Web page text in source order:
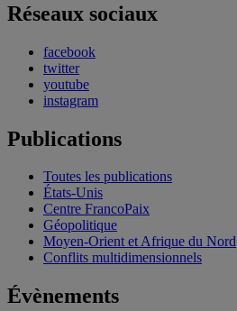
Réseaux sociaux
facebook
twitter
youtube
instagram
Publications
Toutes les publications
États-Unis
Centre FrancoPaix
Géopolitique
Moyen-Orient et Afrique du Nord
Conflits multidimensionnels
Évènements